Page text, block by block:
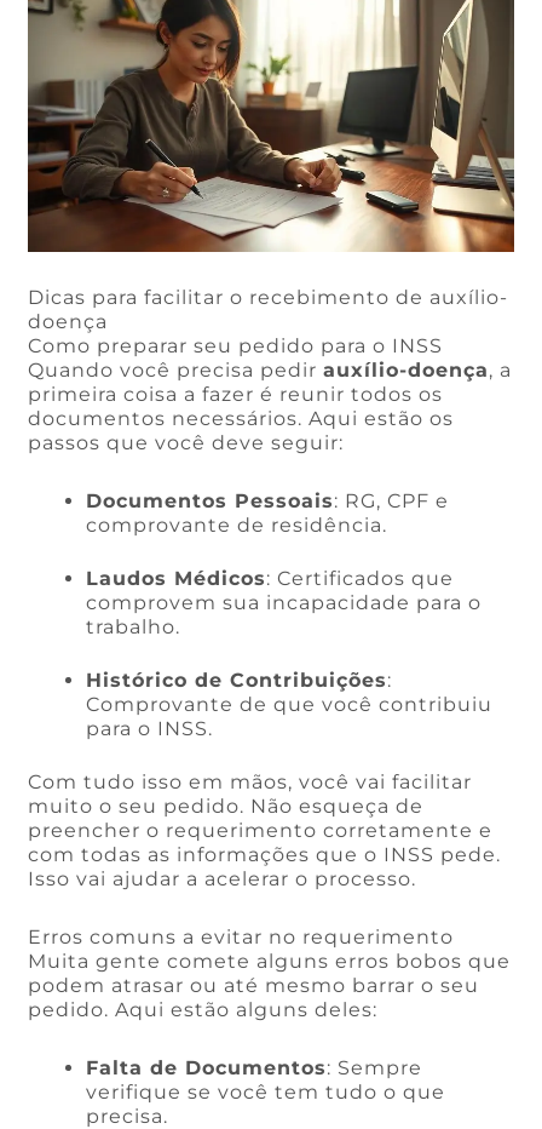
Dicas para facilitar o recebimento de auxílio-
doença
Como preparar seu pedido para o INSS
Quando você precisa pedirauxílio-doença, a
primeira coisa a fazer é reunir todos os
documentos necessários. Aqui estão os
passos que você deve seguir:
Documentos Pessoais: RG, CPF e
comprovante de residência.
Laudos Médicos: Certificados que
comprovem sua incapacidade para o
trabalho.
Histórico de Contribuições:
Comprovante de que você contribuiu
para o INSS.
Com tudo isso em mãos, você vai facilitar
muito o seu pedido. Não esqueça de
preencher o requerimento corretamente e
com todas as informações que o INSS pede.
Isso vai ajudar a acelerar o processo.
Erros comuns a evitar no requerimento
Muita gente comete alguns erros bobos que
podem atrasar ou até mesmo barrar o seu
pedido. Aqui estão alguns deles:
Falta de Documentos: Sempre
verifique se você tem tudo o que
precisa.